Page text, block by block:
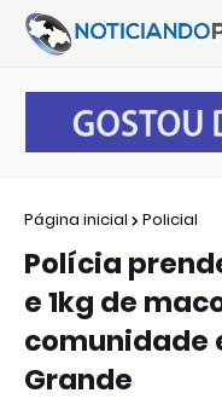
Página inicial Policial
Polícia
e 1kg de
comunidade
Grande